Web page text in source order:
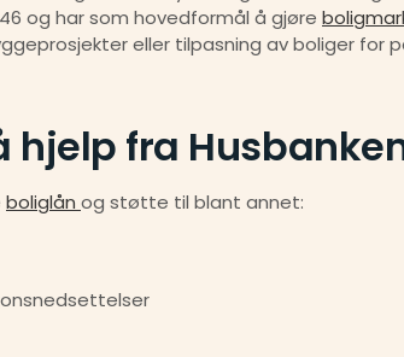
og har som hovedformål å gjøre
eller tilpasning av boliger for
hjelp fra
boliglån og støtte til blant annet: